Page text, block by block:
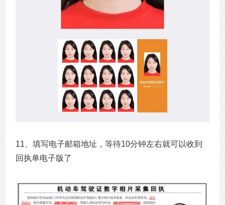
11、填写电子邮箱地址，等待10分钟左右就可以收到
回执单电子版了